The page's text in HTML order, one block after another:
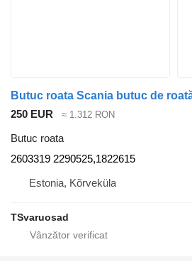
250 EUR ≈ 1.312 RON
Butuc roata
2603319 2290525,1822615
Estonia, Kõrveküla
TSvaruosad